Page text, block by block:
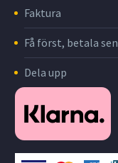
Faktura
Få först, betala sen
Dela upp